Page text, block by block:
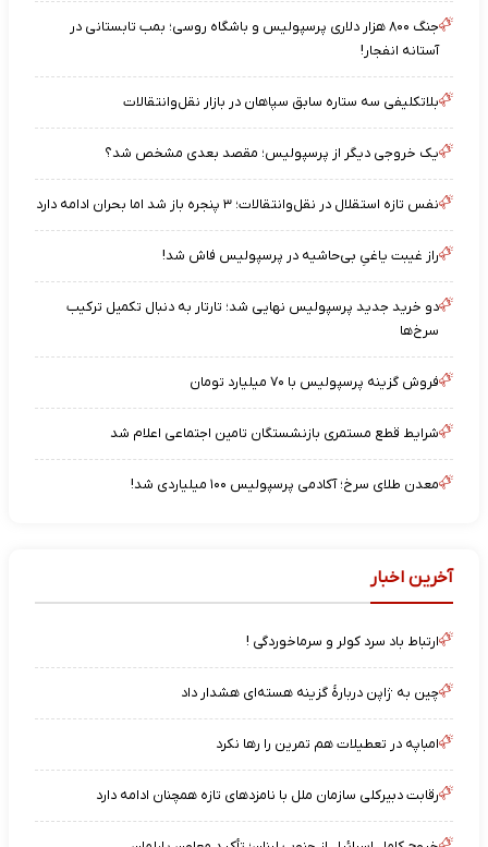
جنگ ۸۰۰ هزار دلاری پرسپولیس و باشگاه روسی؛ بمب تابستانی در
آستانه انفجار!
بلاتکلیفی سه ستاره سابق سپاهان در بازار نقل‌وانتقالات
یک خروجی دیگر از پرسپولیس؛ مقصد بعدی مشخص شد؟
نفس تازه استقلال در نقل‌وانتقالات؛ ۳ پنجره باز شد اما بحران ادامه دارد
راز غیبت یاغیِ بی‌حاشیه در پرسپولیس فاش شد!
دو خرید جدید پرسپولیس نهایی شد؛ تارتار به دنبال تکمیل ترکیب
سرخ‌ها
فروش گزینه پرسپولیس با ۷۰ میلیارد تومان
شرایط قطع مستمری بازنشستگان تامین اجتماعی اعلام شد
معدن طلای سرخ؛ آکادمی پرسپولیس ۱۰۰ میلیاردی شد!
آخرین اخبار
ارتباط باد سرد کولر و سرماخوردگی !
چین به ژاپن دربارهٔ گزینه هسته‌ای هشدار داد
امباپه در تعطیلات هم تمرین را رها نکرد
رقابت دبیرکلی سازمان ملل با نامزدهای تازه همچنان ادامه دارد